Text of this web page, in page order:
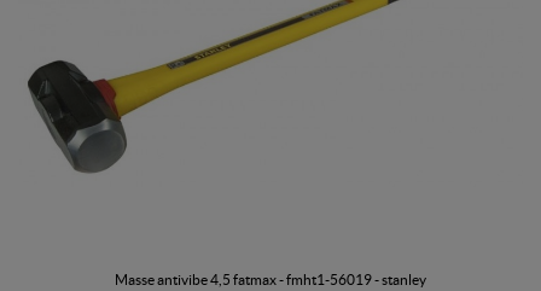
masse antivibe 4,5 fatmax - fmht1-56019 - stanley